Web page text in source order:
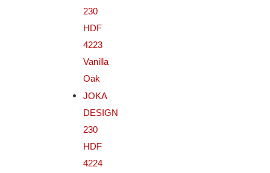
230
HDF
4223
Vanilla
Oak
JOKA
DESIGN
230
HDF
4224